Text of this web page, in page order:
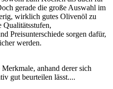
gerade die große Auswahl im
wirklich gutes Olivenöl zu
Qualitätsstufen,
Preisunterschiede sorgen dafür,
werden.
anhand derer sich
gut beurteilen lässt....